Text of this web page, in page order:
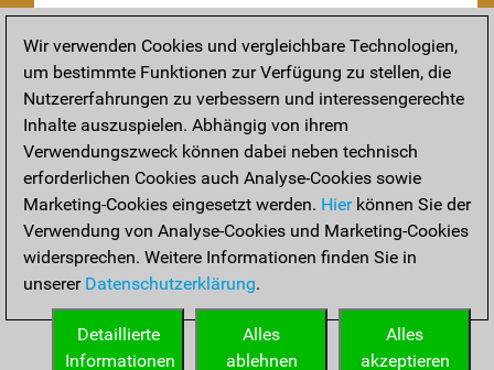
Nachspielen
TAKTIK
Taktikstellungen aus den heutigen Partien
THEORIE
Interessante Eröffnungstheorie aus aktuellen Partien
Wir verwenden Cookies und vergleichbare Technologien,
um bestimmte Funktionen zur Verfügung zu stellen, die
Nutzererfahrungen zu verbessern und interessengerechte
Inhalte auszuspielen. Abhängig von ihrem
Verwendungszweck können dabei neben technisch
erforderlichen Cookies auch Analyse-Cookies sowie
Marketing-Cookies eingesetzt werden. Hierkönnen Sie der
Verwendung von Analyse-Cookies und Marketing-Cookies
widersprechen. Weitere Informationen finden Sie in
unserer Datenschutzerklärung.
Alles
akzeptieren
Alles
ablehnen
Detaillierte
Informationen